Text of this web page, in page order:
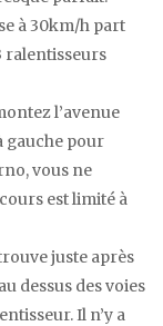
à 30km/h part
ralentisseurs
l’avenue
gauche pour
vous ne
est limité à
juste après
dessus des voies
Il n’y a